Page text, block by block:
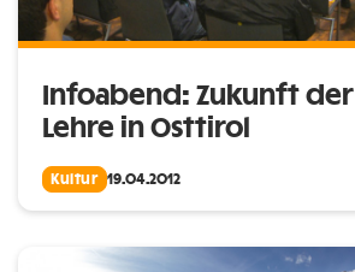
Infoabend: Zukunft der
Lehre in Osttirol
Kultur 19.04.2012